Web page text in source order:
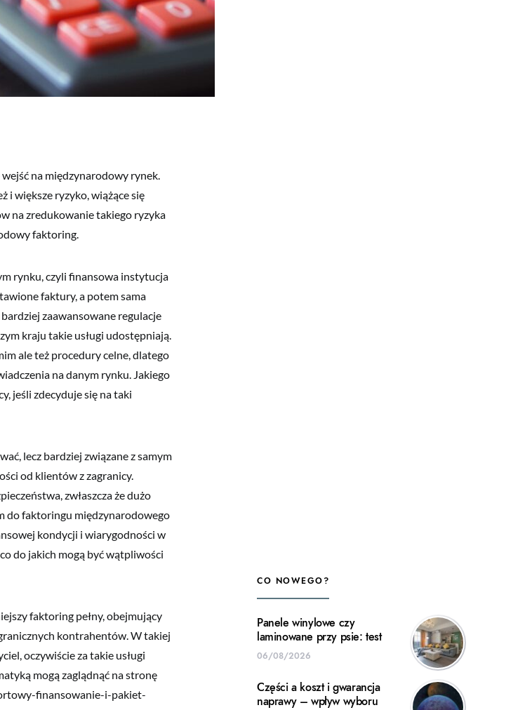
na międzynarodowy rynek.
i większe ryzyko, wiążące się
na zredukowanie takiego ryzyka
faktoring.
rynku, czyli finansowa instytucja
faktury, a potem sama
zaawansowane regulacje
kraju takie usługi udostępniają.
ale też procedury celne, dlatego
na danym rynku. Jakiego
jeśli zdecyduje się na taki
lecz bardziej związane z samym
od klientów z zagranicy.
zwłaszcza że dużo
do faktoringu międzynarodowego
kondycji i wiarygodności w
do jakich mogą być wątpliwości
faktoring pełny, obejmujący
kontrahentów. W takiej
oczywiście za takie usługi
mogą zaglądnąć na stronę
finansowanie-i-pakiet-
CO NOWEGO?
Panele winylowe czy
laminowane przy psie: test
06/08/2026
Części a koszt i gwarancja
naprawy – wpływ wyboru